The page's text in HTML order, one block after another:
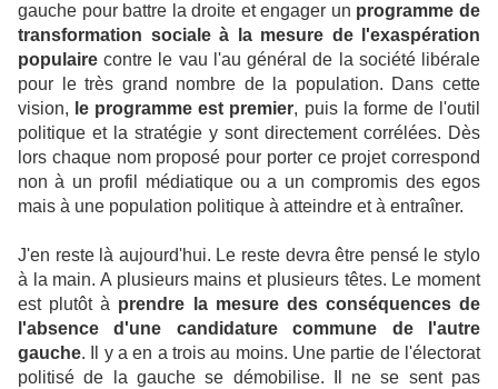
gauche pour battre la droite et engager un programme de
transformation sociale à la mesure de l'exaspération
populaire contre le vau l'au général de la société libérale
pour le très grand nombre de la population. Dans cette
vision, le programme est premier, puis la forme de l'outil
politique et la stratégie y sont directement corrélées. Dès
lors chaque nom proposé pour porter ce projet correspond
non à un profil médiatique ou a un compromis des egos
mais à une population politique à atteindre et à entraîner.
J'en reste là aujourd'hui. Le reste devra être pensé le stylo
à la main. A plusieurs mains et plusieurs têtes. Le moment
est plutôt à prendre la mesure des conséquences de
l'absence d'une candidature commune de l'autre
gauche. Il y a en a trois au moins. Une partie de l'électorat
politisé de la gauche se démobilise. Il ne se sent pas